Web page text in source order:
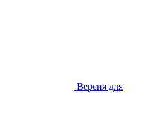
Версия для